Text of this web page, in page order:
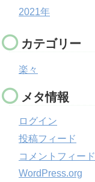
2021年
カテゴリー
楽々
メタ情報
ログイン
投稿フィード
コメントフィード
WordPress.org